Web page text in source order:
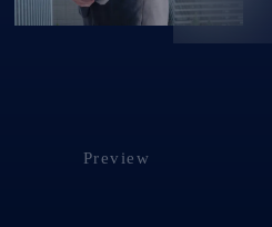
Preview